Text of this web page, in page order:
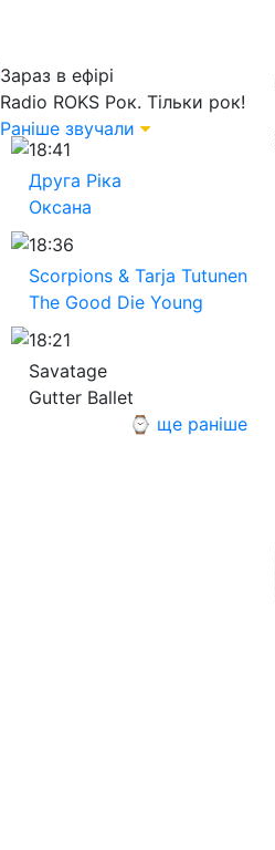
Зараз в ефірі
Radio ROKS Рок. Тільки рок!
Раніше звучали
18:41
Друга Ріка
Оксана
18:36
Scorpions & Tarja Tutunen
The Good Die Young
18:21
Savatage
Gutter Ballet
⌚ ще раніше